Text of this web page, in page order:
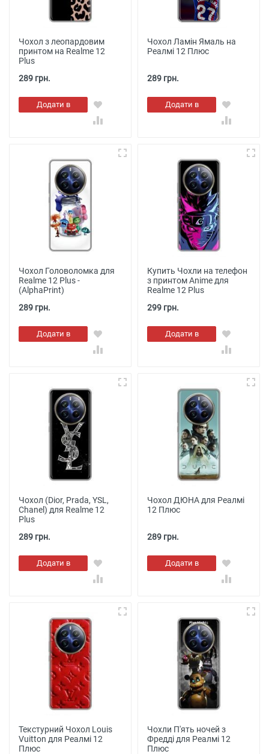
Чохол з леопардовим
принтом на Realme 12
Plus
289 грн.
Додати в
кошик
Чохол Ламін Ямаль на
Реалмі 12 Плюс
289 грн.
Додати в
кошик
Чохол Головоломка для
Realme 12 Plus -
(AlphaPrint)
289 грн.
Додати в
кошик
Купить Чохли на телефон
з принтом Anime для
Realme 12 Plus
299 грн.
Додати в
кошик
Чохол (Dior, Prada, YSL,
Chanel) для Realme 12
Plus
289 грн.
Додати в
кошик
Чохол ДЮНА для Реалмі
12 Плюс
289 грн.
Додати в
кошик
Текстурний Чохол Louis
Vuitton для Реалмі 12
Плюс
Чохли П'ять ночей з
Фредді для Реалмі 12
Плюс